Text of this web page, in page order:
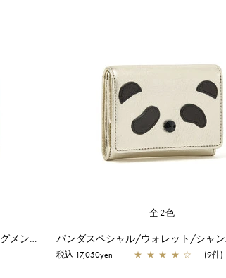
パンダスペシャル/キーリング付きフラグメントケース/シャンパンゴールド
全2色
税込 17,050yen ★ ★ ★ ★ ☆ (9件)